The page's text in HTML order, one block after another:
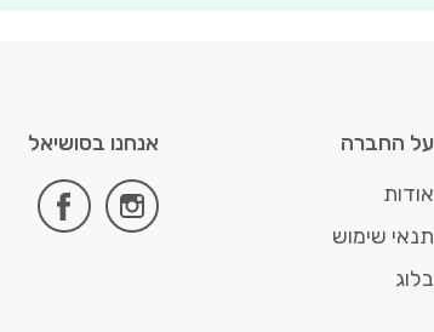
אנחנו בסושיאל
instagram
על החברה
אודות
תנאי שימוש
בלוג